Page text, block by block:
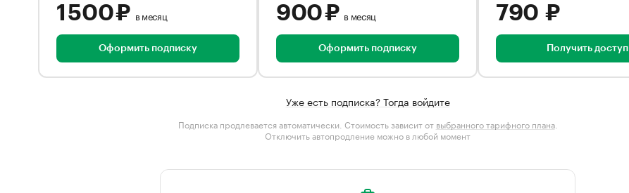
1 500 ₽ в месяц
Оформить подписку
900 ₽ в месяц
Оформить подписку
790 ₽
Получить доступ
Уже есть подписка? Тогда войдите
Подписка продлевается автоматически. Стоимость зависит от выбранного тарифного плана.
Отключить автопродление можно в любой момент